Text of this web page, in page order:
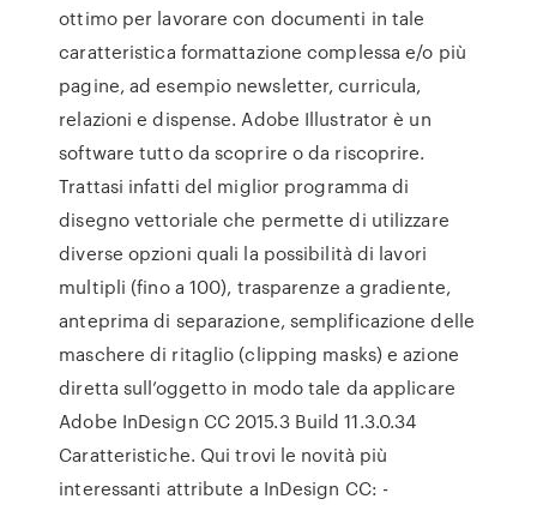
ottimo per lavorare con documenti in tale
caratteristica formattazione complessa e/o più
pagine, ad esempio newsletter, curricula,
relazioni e dispense. Adobe Illustrator è un
software tutto da scoprire o da riscoprire.
Trattasi infatti del miglior programma di
disegno vettoriale che permette di utilizzare
diverse opzioni quali la possibilità di lavori
multipli (fino a 100), trasparenze a gradiente,
anteprima di separazione, semplificazione delle
maschere di ritaglio (clipping masks) e azione
diretta sull’oggetto in modo tale da applicare
Adobe InDesign CC 2015.3 Build 11.3.0.34
Caratteristiche. Qui trovi le novità più
interessanti attribute a InDesign CC: -